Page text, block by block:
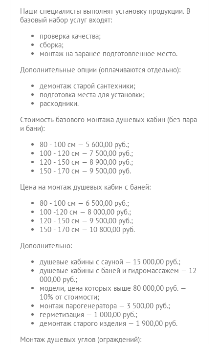
Наши специалисты выполнят установку продукции. В
базовый набор услуг входят:
проверка качества;
сборка;
монтаж на заранее подготовленное место.
Дополнительные опции (оплачиваются отдельно):
демонтаж старой сантехники;
подготовка места для установки;
расходники.
Стоимость базового монтажа душевых кабин (без пара
и бани):
80 - 100 см — 5 600,00 руб.;
100 - 120 см — 7 500,00 руб.;
120 - 150 см — 8 900,00 руб.;
150 - 170 см — 9 500,00 руб.
Цена на монтаж душевых кабин с баней:
80 - 100 см — 6 500,00 руб.;
100 -120 см — 8 000,00 руб.;
120 - 150 см — 9 500,00 руб.;
150 - 170 см — 10 800,00 руб.
Дополнительно:
душевые кабины с сауной — 15 000,00 руб.;
душевые кабины с баней и гидромассажем — 12
000,00 руб.;
модели, цена которых выше 80 000,00 руб. —
10% от стоимости;
монтаж парогенератора — 3 500,00 руб.;
герметизация — 1 000,00 руб.;
демонтаж старого изделия — 1 900,00 руб.
Монтаж душевых углов (ограждений):